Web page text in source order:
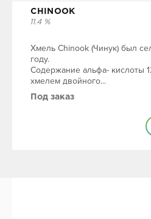
CHINOOK
11.4 %
Хмель Chinook (Чинук) был
году.
Содержание альфа- кислоты
хмелем двойного...
Под заказ